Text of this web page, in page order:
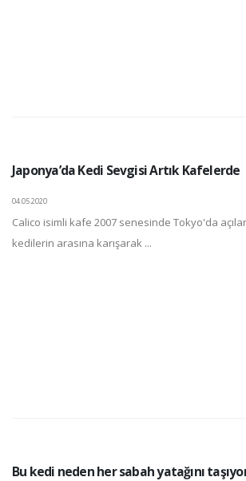
Japonya’da Kedi Sevgisi Artık Kafelerde
04.05.2020
Calico isimli kafe 2007 senesinde Tokyo'da
kedilerin arasına karışarak ...
Bu kedi neden her sabah yatağını